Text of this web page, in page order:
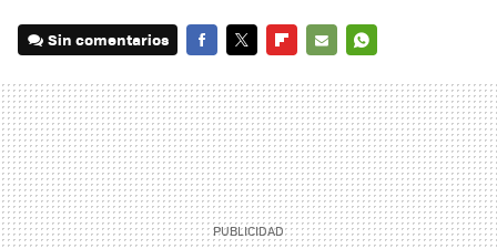
Sin comentarios
MAIL